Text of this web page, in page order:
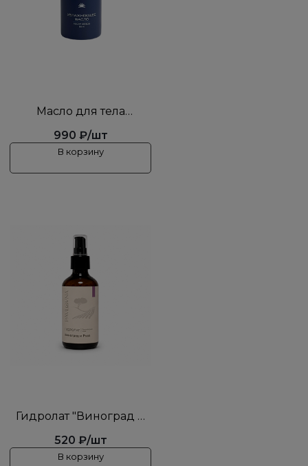
Масло для тела
PAVLOVNAxSMELO
990 ₽/шт
В корзину
Гидролат "Виноград и
520 ₽/шт
В корзину